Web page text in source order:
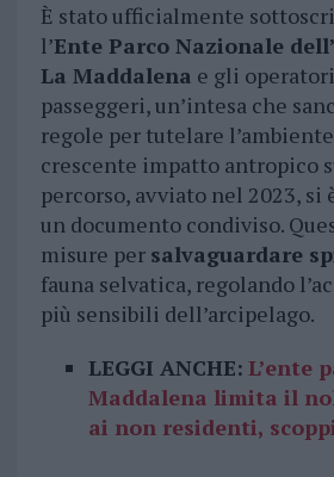
È stato ufficialmente
l’Ente Parco Nazionale
La Maddalena e gli
passeggeri, un’intesa che
regole per tutelare
crescente impatto antropico
percorso, avviato nel 2023, si
un documento condiviso.
misure per salvaguardare
fauna selvatica, regolando
più sensibili dell’arcipelago.
LEGGI ANCHE: L’ente
Maddalena limita il
ai non residenti,